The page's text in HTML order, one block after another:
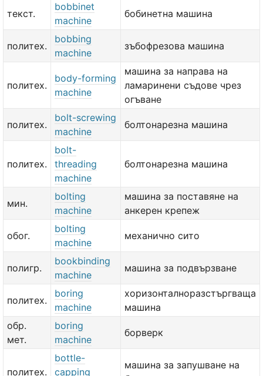
текст.
bobbinet
machine
бобинетна машина
политех.
bobbing
machine
зъбофрезова машина
политех.
body-forming
machine
машина за направа на
ламаринени съдове чрез
огъване
политех.
bolt-screwing
machine
болтонарезна машина
политех.
bolt-
threading
machine
болтонарезна машина
мин.
bolting
machine
машина за поставяне на
анкерен крепеж
обог.
bolting
machine
механично сито
полигр.
bookbinding
machine
машина за подвързване
политех.
boring
machine
хоризонталноразстъргваща
машина
обр.
мет.
boring
machine
борверк
политех.
bottle-
capping
машина за запушване на